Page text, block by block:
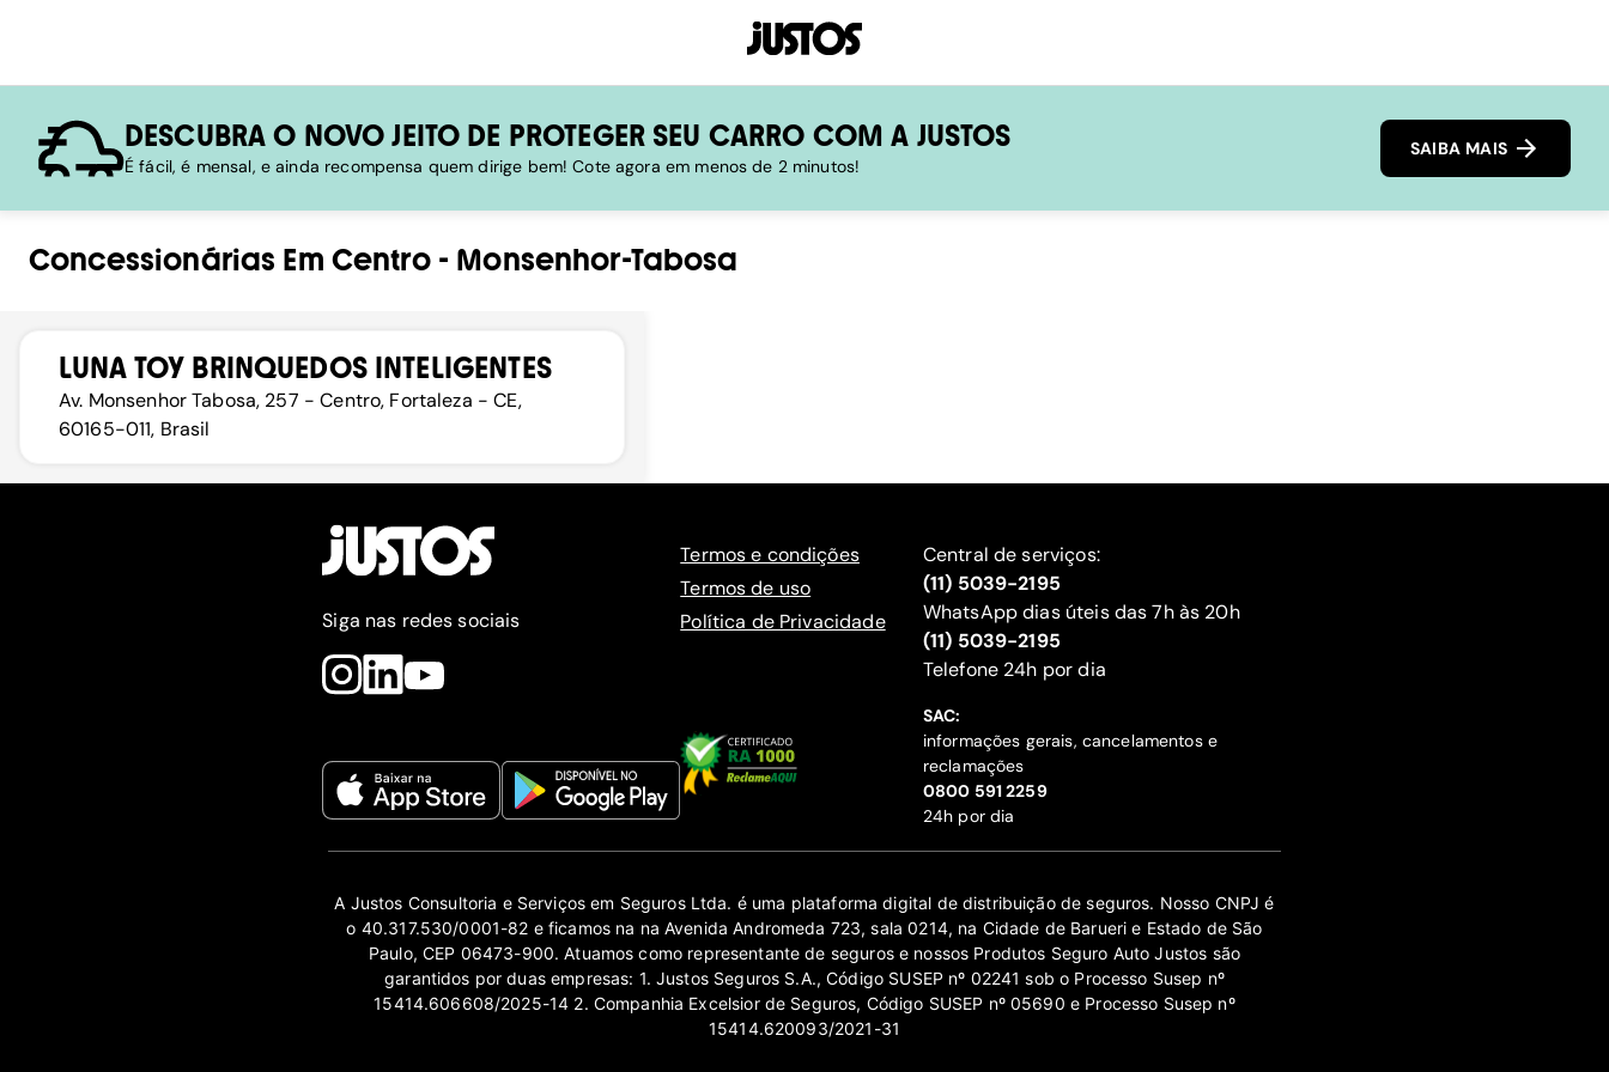
DESCUBRA O NOVO JEITO DE PROTEGER SEU CARRO COM A JUSTOS
É fácil, é mensal, e ainda recompensa quem dirige bem! Cote agora em menos de 2 minutos!
SAIBA MAIS
Concessionárias Em Centro- Monsenhor-Tabosa
LUNA TOY BRINQUEDOS INTELIGENTES
Av. Monsenhor Tabosa, 257 - Centro, Fortaleza - CE,
60165-011, Brasil
Siga nas redes sociais
Termos e condições
Termos de uso
Política de Privacidade
Central de serviços:
(11) 5039-2195
WhatsApp dias úteis das 7h às 20h
(11) 5039-2195
‍Telefone 24h por dia
SAC:
informações gerais, cancelamentos e
reclamações
‍0800 591 2259
24h por dia
A Justos Consultoria e Serviços em Seguros Ltda. é uma plataforma digital de distribuição de seguros. Nosso CNPJ é
o 40.317.530/0001-82 e ficamos na na Avenida Andromeda 723, sala 0214, na Cidade de Barueri e Estado de São
Paulo, CEP 06473-900. Atuamos como representante de seguros e nossos Produtos Seguro Auto Justos são
garantidos por duas empresas: 1. Justos Seguros S.A., Código SUSEP nº 02241 sob o Processo Susep nº
15414.606608/2025-14 2. Companhia Excelsior de Seguros, Código SUSEP nº 05690 e Processo Susep nº
15414.620093/2021-31